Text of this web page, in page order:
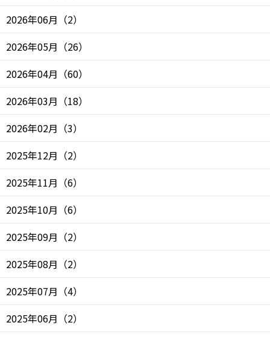
2026年06月 （2）
2026年05月 （26）
2026年04月 （60）
2026年03月 （18）
2026年02月 （3）
2025年12月 （2）
2025年11月 （6）
2025年10月 （6）
2025年09月 （2）
2025年08月 （2）
2025年07月 （4）
2025年06月 （2）